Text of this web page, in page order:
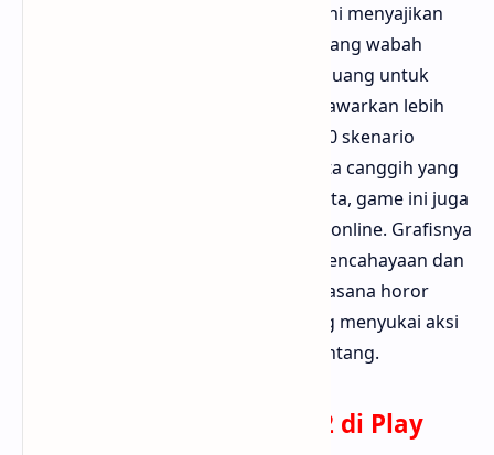
Person Shooter) yang intens. Game ini menyajikan
cerita tentang dunia yang telah diserang wabah
zombie dan para penyintas yang berjuang untuk
bertahan hidup. Dead Trigger 2 menawarkan lebih
dari 33 lingkungan yang berbeda, 600 skenario
gameplay, serta berbagai jenis senjata canggih yang
bisa kamu upgrade. Selain mode cerita, game ini juga
memiliki event harian dan turnamen online. Grafisnya
sangat mengesankan dengan efek pencahayaan dan
suara yang realistis, menciptakan suasana horor
yang autentik. Cocok bagi kamu yang menyukai aksi
tembak-menembak cepat dan menantang.
Download Dead Trigger 2 di Play